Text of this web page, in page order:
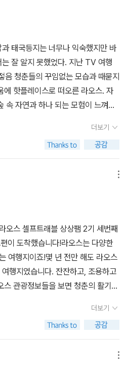
이유는 가이드분이 직접 발품을 팔
때문입니다. 한 장의 지도 위에 여행
관광지가 모두 표시되어 있습니다.
맛집을 선정하고 숙소를 정하기에
한 세대라 그런지 이런 지도 한 장
! 서바이벌 라오스!한반도의 약 1.1
시간에서 2시간을 빼면 된다는 라
러져 살아가는, 느림의 여유를 만끽
여행지 중에서 비교적 안전한 나라
블>은 몇 가지 안적 수칙을 당부합
. ... 그러나 어디에서든 외국인 여
므로 기본적인 안전은 스스로 챙기는
범위한 폭격이 있었던 지역(씨앙쿠
많은 수의 불발탄이 존재함으로
곳은 절대 피하고, 정체 모를 물건을
한다. 저자분이 북촌한옥마을에서
를 운영하고 있다고 하니 라오스
지 체크를 해서 이 책을 들고 저자분
가끔 친구들을 만나면 지금 우리 세
기를 제일 많이 하죠. 꽃보다 청춘은
보낸 단짝 친구들과 꽃보다 청춘
계획해보고 싶습니다.
고 에메랄드빛 꽝씨 폭포에서 피크
보트 여행을 즐기는...그야말로 스
게 라오스의 자연과 여유를 만끽하
옛 크메르 왕국이 건설한 왓 푸 사원
화유산인 루앙프라방을 돌아보며
흥미진진한 여행을 즐길 수 있는 컬
강이라는 천혜의 자연환경을 느낄
스를 느낄 수 있는 액티비티다. 최근
라~~
베낭여행하는 젊은이들에게 인기
고 더욱 인기장소가 되었을 거에
정도로 다양한 엑티비티가 있으니
물 속으로 다이빙을 하고 파티를 하
맛난 먹거리에 대한 소개도 있답니
개가 눈에 뜨이네요. 프랑스에서 들
급 커피로 재배된다니 재미있네
우리 나라도 여름에는 장마가 있
고 5-9월이 우기라네요, 특히 7-8월
다니 이때 여행은 살짝 피하는게
에 여행을 떠나서 고생하는 모습
스는 자연경관으로 기억될 만큼
사를 알고 가면 문화와 역사가 새롭
속에서 라오스만이 담고 있는 아픔
대한 설명과 더불어 라오스 전도도
해요. 책에서 친절하게도 라오스 여
비행기 예약까지 상세하고 친절하
행자들에게도 도움이 될 듯하네요.
은 감수를 해야 하는가 봐요, 몇해 전
수 있는 3륜택시 뚝뚝이를 타고 바
기를 들었는데 저자 역시 이 책에서
참고를 하라고 하네요. 방문자들이
이 오르고 현지에서 바가지 요금이
다고 하네요.
에 딱 좋을 거 같다는 생각 속에 <라
을 읽기 시작했습니다. 역시나 라
여행 스타일대로 여행을 할 수 있
를 보다가 다시 한번더 감동을 받습
소개되고 있으니 이렇게 참조를 한
정보를 찾고 수집하면서 이리저리 시
가분해지겠다는 여행광의 마음을 사
는 상상 출판사의 여행정보에 많은
가면 항상 맛집을 가는 사람인지라
덕분에 많은 음식을 찾게 되지 않
필수 사항인 것 같습니다. 어떤 쇼
품이고, 어떤 문화적인 가치가 있
한 것들에 쇼핑을 하는 것 같습니
트래블(2015-2016)>은 그 라오스
자신의 구미에 땡기는 물건들을 잘
구입장소들 까지 잘 설명해주고 있
황하는 일이 없도록 이렇게 잘 설명
이 든든하기만 합니다. 역시 내 여행
로 진입할 수 있는 교통수단을 잘
오스라는 나라는 농업을 기반한 나
많이 상상을 했는데 의외로 교통
들어 여행하는데 어려움이 없도록
다. 또한 라오스를 왔으니 그 현란
해야하는데 그 넓은 곳들을 헤메지
어서 정말로 빠짐없이 잘 여행 할
태국등지는 너무나 익숙했지만 바
잘 알지 못했었다. 지난 TV 여행
청춘들의 꾸임없는 모습과 때묻지
에 핫플레이스로 떠오른 라오스.​​ ​자
속 자연과 하나 되는 모험이 느껴지
기로 크게 구분 되는 라오스의 기후
장마처럼 많은 비가 내리지만 주
그치기에 낮시간에는 이동에 큰 문
의 고도 차이로 영하의 날씨를 보
열대 동남아 기후지만 색다른 장소
코 세계문화유산 지정 루앙프라방
스타일별 추천 여행 노선과 자연과
일정를 뽑아 볼 수 도 있고, 일주일에
여행 일정을 서두에서 먼저 큰 그림
경제적으로 소득 수준이 높지 않은
로 들어가기 위한 전용 공항 버스가
통 수단을 활용해야하는데, 동남아
동차 택시인 뚝뚝이도 바가지를 씌
한다고 한다. 현지인들과 흥정을 하
모습이 아닌가 싶다. 때로는 바가지
(?) 비용 지출도 생기겠지만, 개인
은 곳이기에 비싼 쇼핑이나 화려한
더보기
오스 셀프트래블 상상팸 2기 세번째
이 도착했습니다!라오스는 다양한
여행지이죠!몇 년 전만 해도 라오스
행지였습니다. 잔잔하고, 조용하고
관광정보들을 보면 청춘의 활기로
에 대한 궁금증, 어디 한 번 풀어볼까
시리즈와 같이 푸른 바탕에 하얀
래는 아마도 스님들의 모습인 것
램 '꽃보다 청춘'에서도 본 적이 있
즈는 어느 지역을 다루느냐에 따라
시리즈에 속하긴 하지만 내용 구성에
더보기